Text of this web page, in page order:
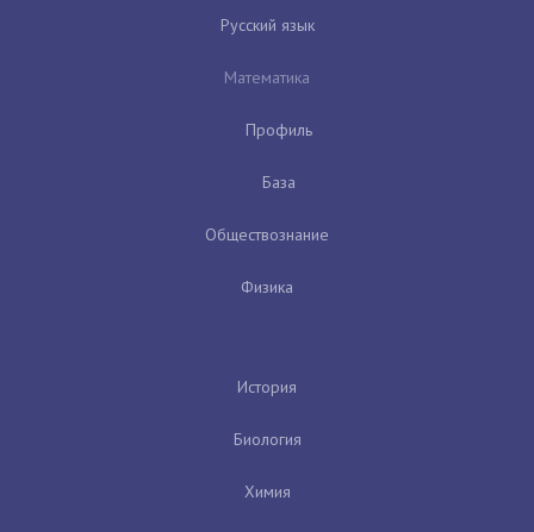
Русский язык
Математика
Профиль
База
Обществознание
Физика
История
Биология
Химия